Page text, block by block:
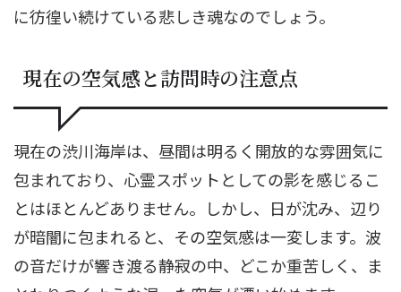
に彷徨い続けている悲しき魂なのでしょう。
現在の空気感と訪問時の注意点
現在の渋川海岸は、昼間は明るく開放的な雰囲気に
包まれており、心霊スポットとしての影を感じるこ
とはほとんどありません。しかし、日が沈み、辺り
が暗闇に包まれると、その空気感は一変します。波
の音だけが響き渡る静寂の中、どこか重苦しく、ま